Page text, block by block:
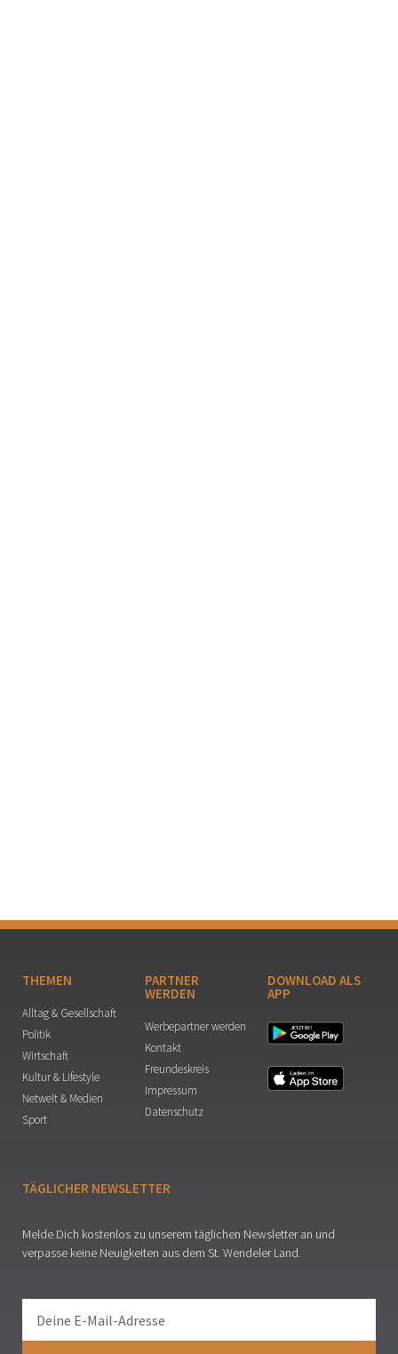
THEMEN
Alltag & Gesellschaft
Politik
Wirtschaft
Kultur & Lifestyle
Netwelt & Medien
Sport
PARTNER
WERDEN
Werbepartner werden
Kontakt
Freundeskreis
Impressum
Datenschutz
DOWNLOAD ALS
APP
TÄGLICHER NEWSLETTER
Melde Dich kostenlos zu unserem täglichen Newsletter an und
verpasse keine Neuigkeiten aus dem St. Wendeler Land.